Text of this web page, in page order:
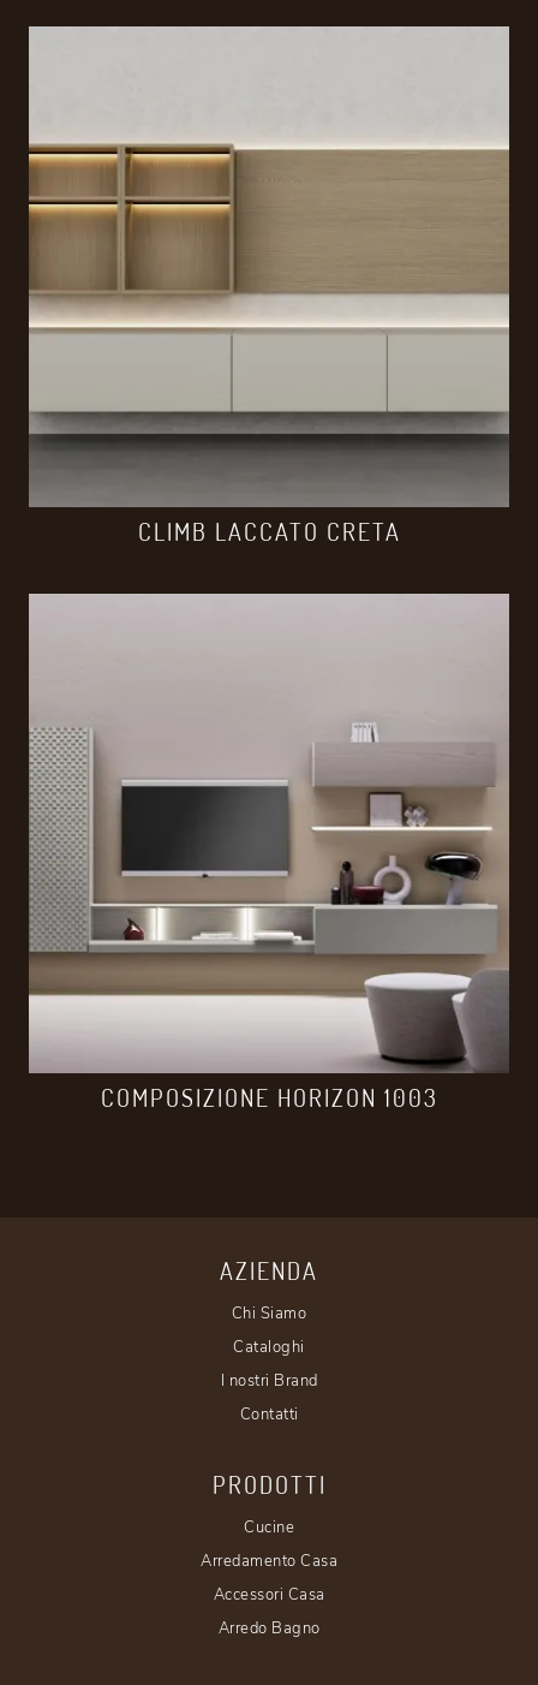
CLIMB LACCATO CRETA
COMPOSIZIONE HORIZON 1003
AZIENDA
Chi Siamo
Cataloghi
I nostri Brand
Contatti
PRODOTTI
Cucine
Arredamento Casa
Accessori Casa
Arredo Bagno